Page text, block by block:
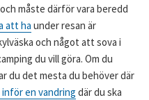
måste därför vara beredd
att ha under resan är
och något att sova i
du vill göra. Om du
du det mesta du behöver där
inför en vandring där du ska